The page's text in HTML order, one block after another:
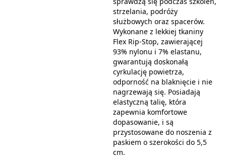
strzelania, podróży
służbowych oraz spacerów.
Wykonane z lekkiej tkaniny
Flex Rip-Stop, zawierającej
93% nylonu i 7% elastanu,
gwarantują doskonałą
cyrkulację powietrza,
odporność na blaknięcie i nie
nagrzewają się. Posiadają
elastyczną talię, która
zapewnia komfortowe
dopasowanie, i są
przystosowane do noszenia z
paskiem o szerokości do 5,5
cm.